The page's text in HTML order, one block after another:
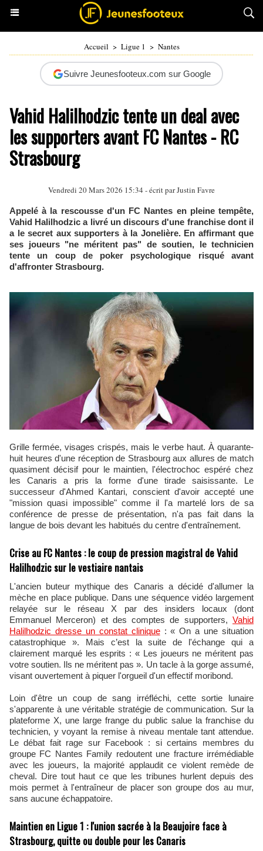
Accueil > Ligue 1 > Nantes
Suivre Jeunesfooteux.com sur Google
Vahid Halilhodzic tente un deal avec
les supporters avant FC Nantes - RC
Strasbourg
Vendredi 20 Mars 2026 15:34 - écrit parJustin Favre
Appelé à la rescousse d'un FC Nantes en pleine tempête,
Vahid Halilhodzic a livré un discours d'une franchise dont il
a le secret aux supporters à la Jonelière. En affirmant que
ses joueurs "ne méritent pas" de soutien, le technicien
tente un coup de poker psychologique risqué avant
d'affronter Strasbourg.
Grille fermée, visages crispés, mais le verbe haut. À quarante-
huit heures d'une réception de Strasbourg aux allures de match
quasiment décisif pour le maintien, l'électrochoc espéré chez
les Canaris a pris la forme d'une tirade saisissante. Le
successeur d'Ahmed Kantari, conscient d'avoir accepté une
"mission quasi impossible" comme il l'a martelé lors de sa
conférence de presse de présentation, n'a pas fait dans la
langue de bois devant les habitués du centre d'entraînement.
Crise au FC Nantes : le coup de pression magistral de Vahid
Halilhodzic sur le vestiaire nantais
L'ancien buteur mythique des Canaris a décidé d'allumer la
mèche en place publique. Dans une séquence vidéo largement
relayée sur le réseau X par des insiders locaux (dont
Emmanuel Merceron) et des comptes de supporters, Vahid
Halilhodzic dresse un constat clinique: « On a une situation
catastrophique ». Mais c’est la suite de l'échange qui a
clairement marqué les esprits : « Les joueurs ne méritent pas
votre soutien. Ils ne méritent pas ». Un tacle à la gorge assumé,
visant ouvertement à piquer l'orgueil d'un effectif moribond.
Loin d'être un coup de sang irréfléchi, cette sortie lunaire
s'apparente à une véritable stratégie de communication. Sur la
plateforme X, une large frange du public salue la franchise du
technicien, y voyant la remise à niveau mentale tant attendue.
Le débat fait rage sur Facebook : si certains membres du
groupe FC Nantes Family redoutent une fracture irrémédiable
avec les joueurs, la majorité applaudit ce violent remède de
cheval. Dire tout haut ce que les tribunes hurlent depuis des
mois permet à l'entraîneur de placer son groupe dos au mur,
sans aucune échappatoire.
Maintien en Ligue 1 : l'union sacrée à la Beaujoire face à
Strasbourg, quitte ou double pour les Canaris